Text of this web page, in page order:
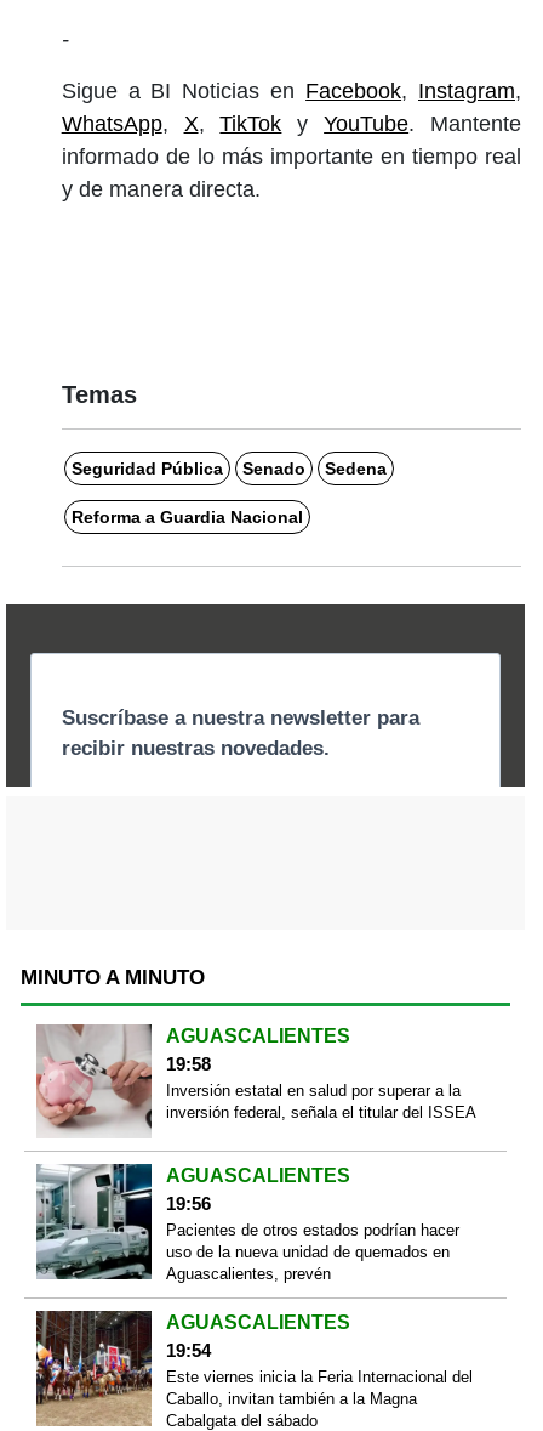
-
Sigue a BI Noticias en Facebook, Instagram,
WhatsApp, X,TikTok yYouTube. Mantente
informado de lo más importante en tiempo real
y de manera directa.
Temas
Seguridad Pública Senado Sedena
Reforma a Guardia Nacional
MINUTO A MINUTO
AGUASCALIENTES
19:58
Inversión estatal en salud por superar a la
inversión federal, señala el titular del ISSEA
AGUASCALIENTES
19:56
Pacientes de otros estados podrían hacer
uso de la nueva unidad de quemados en
Aguascalientes, prevén
AGUASCALIENTES
19:54
Este viernes inicia la Feria Internacional del
Caballo, invitan también a la Magna
Cabalgata del sábado